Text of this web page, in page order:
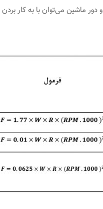
ماشین می‌توان با به کار